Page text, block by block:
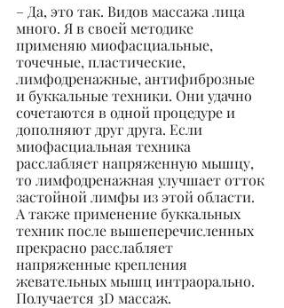
– Да, это так. Видов массажа лица
много. Я в своей методике
применяю миофасциальные,
точечные, пластические,
лимфодренажные, антифиброзные
и буккальные техники. Они удачно
сочетаются в одной процедуре и
дополняют друг друга. Если
миофасциальная техника
расслабляет напряженную мышцу,
то лимфодренажная улучшает отток
застойной лимфы из этой области.
А также применение буккальных
техник после вышеперечисленных
прекрасно расслабляет
напряженные крепления
жевательных мышц интраорально.
Получается 3D массаж.